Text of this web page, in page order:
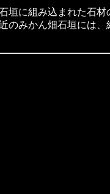
垣に組み込まれた石
のみかん畑石垣には